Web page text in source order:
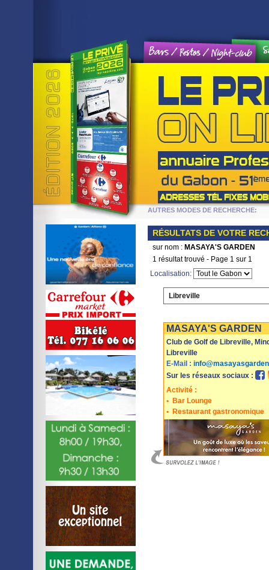
Hôtels et tourisme Sports / Jeux et loisirs / Weekend
AUTRES MODES DE
RÉSULTATS DE VOTRE
sur nom : MASAYA'S GARDEN
1 résultat trouvé - Page 1 sur 1
Localisation:
Libreville
MASAYA'S GARDEN
Club de Golf de Libreville,
Libreville
E-Mail :
Sur les réseaux sociaux :
Activité :
• Bar Lounge
• Restaurant gastronomique